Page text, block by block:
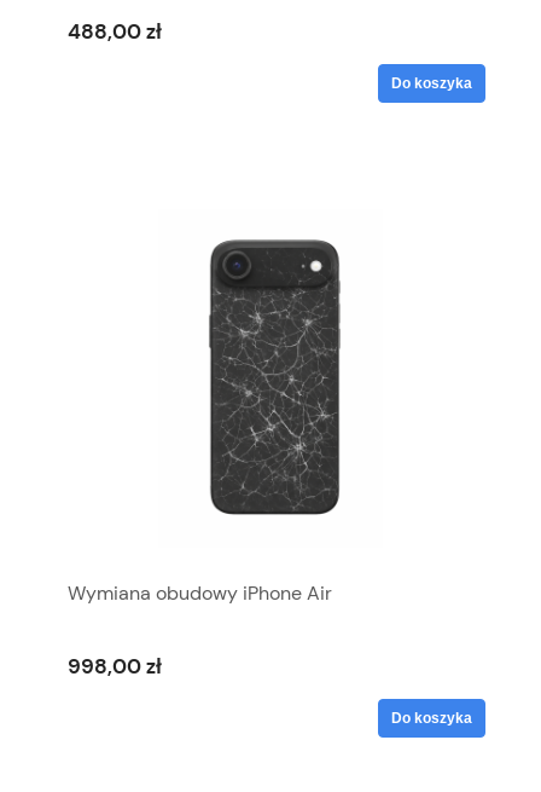
488,00 zł
Do koszyka
Wymiana obudowy iPhone Air
998,00 zł
Do koszyka